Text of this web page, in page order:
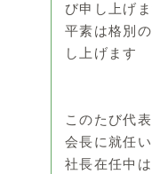
び申し上げ
平素は格別
し上げます
さ
このたび代
会長に就任
社長在任中